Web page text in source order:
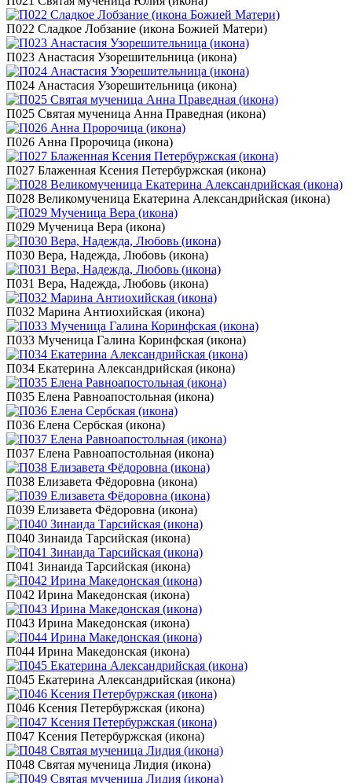
П022 Сладкое Лобзание (икона Божией Матери)
П023 Анастасия Узорешительница (икона)
П024 Анастасия Узорешительница (икона)
П025 Святая мученица Анна Праведная (икона)
П026 Анна Пророчица (икона)
П027 Блаженная Ксения Петербуржская (икона)
П028 Великомученица Екатерина Александрийская (икона)
П029 Мученица Вера (икона)
П030 Вера, Надежда, Любовь (икона)
П031 Вера, Надежда, Любовь (икона)
П032 Марина Антиохийская (икона)
П033 Мученица Галина Коринфская (икона)
П034 Екатерина Александрийская (икона)
П035 Елена Равноапостольная (икона)
П036 Елена Сербская (икона)
П037 Елена Равноапостольная (икона)
П038 Елизавета Фёдоровна (икона)
П039 Елизавета Фёдоровна (икона)
П040 Зинаида Тарсийская (икона)
П041 Зинаида Тарсийская (икона)
П042 Ирина Македонская (икона)
П043 Ирина Македонская (икона)
П044 Ирина Македонская (икона)
П045 Екатерина Александрийская (икона)
П046 Ксения Петербуржская (икона)
П047 Ксения Петербуржская (икона)
П048 Святая мученица Лидия (икона)